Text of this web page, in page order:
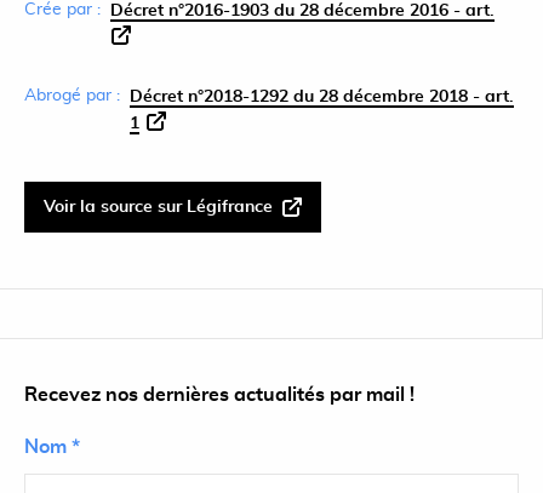
Crée par : Décret n°2016-1903 du 28 décembre 2016 - art.
Abrogé par :
Décret n°2018-1292 du 28 décembre 2018 - art.
1
Voir la source sur Légifrance
Recevez nos dernières actualités par mail !
Nom *